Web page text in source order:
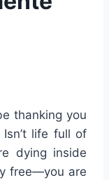
thanking you
life full of
dying inside
free—you are